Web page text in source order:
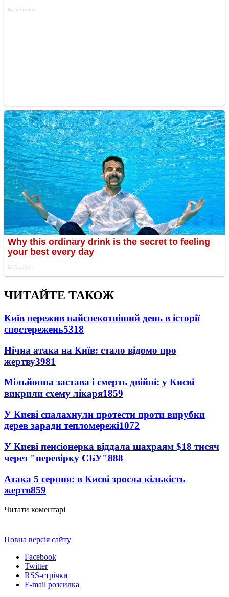
ЧИТАЙТЕ ТАКОЖ
Київ пережив найспекотніший день в історії
спостережень5318
Нічна атака на Київ: стало відомо про
жертву3981
Мільйонна застава і смерть двійні: у Києві
викрили схему лікаря1859
У Києві спалахнули протести проти вирубки
дерев заради тепломережі1072
У Києві пенсіонерка віддала шахраям $18 тисяч
через "перевірку СБУ"888
Атака 5 серпня: в Києві зросла кількість
жертв859
Читати коментарі
Повна версія сайту
Facebook
Twitter
RSS-стрічки
E-mail розсилка